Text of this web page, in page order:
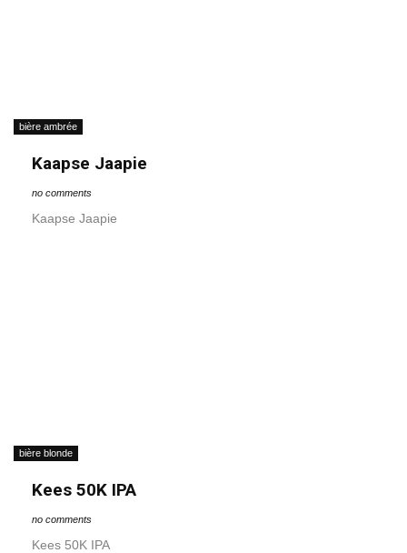
bière ambrée
Kaapse Jaapie
no comments
Kaapse Jaapie
bière blonde
Kees 50K IPA
no comments
Kees 50K IPA